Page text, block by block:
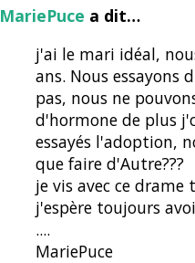
MariePuce a dit…
j'ai le mari idéal,
ans. Nous essayons
pas, nous ne
d'hormone de plus
essayés l'adoption,
que faire d'Autre???
je vis avec ce
j'espère toujours
....
MariePuce